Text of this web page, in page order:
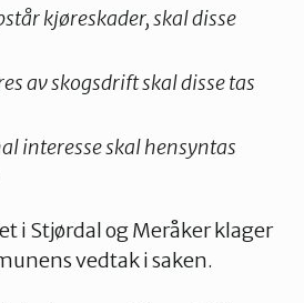
kjøreskader, skal disse
av skogsdrift skal disse tas
interesse skal hensyntas
i Stjørdal og Meråker klager
vedtak i saken.